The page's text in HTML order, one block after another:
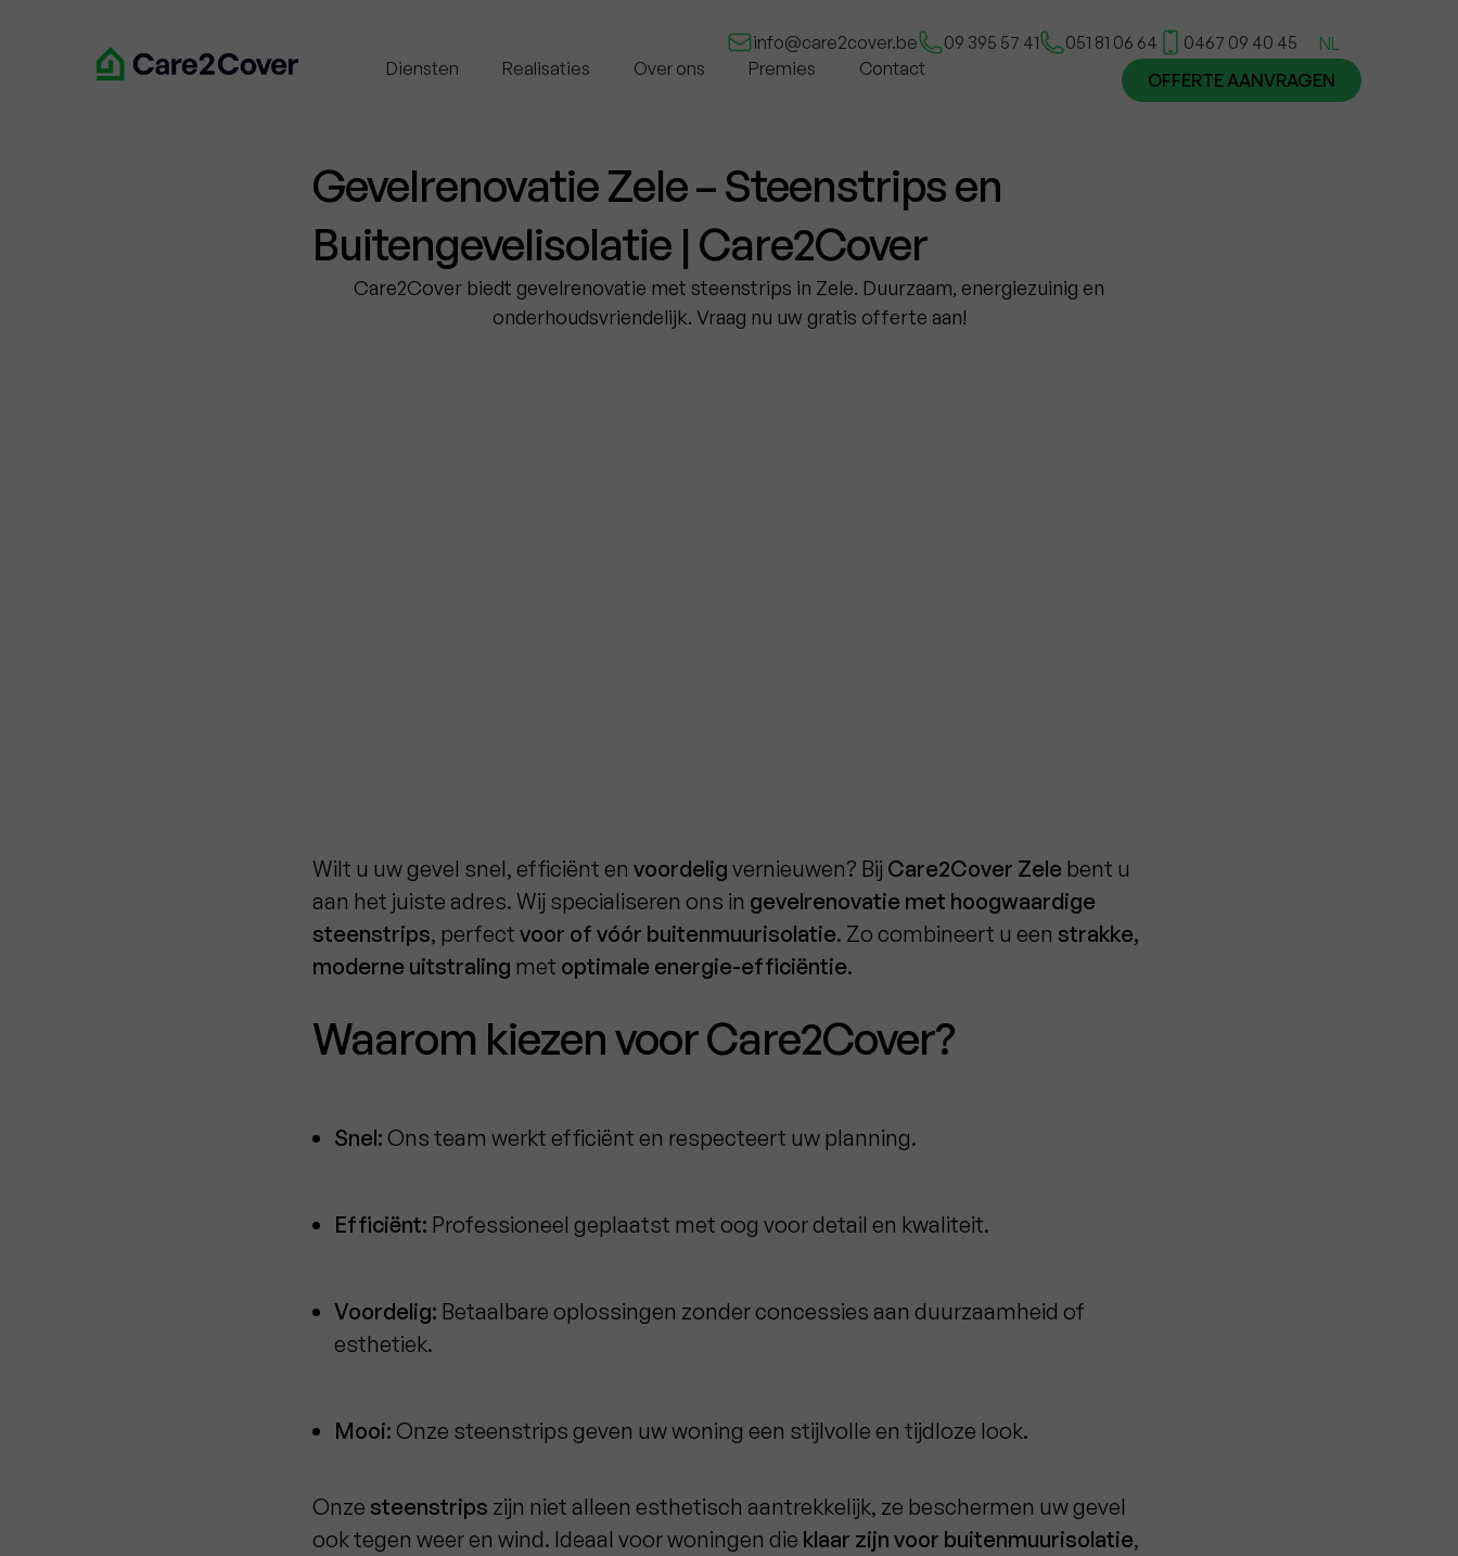
Diensten Realisaties Over ons Premies Contact
info@care2cover.be 09 395 57 41 051 81 06 64 0467 09 40 45
NL
OFFERTE AANVRAGEN
Gevelrenovatie Zele – Steenstrips en
Buitengevelisolatie | Care2Cover
Care2Cover biedt gevelrenovatie met steenstrips in Zele. Duurzaam, energiezuinig en
onderhoudsvriendelijk. Vraag nu uw gratis offerte aan!
Wilt u uw gevel snel, efficiënt en voordelig vernieuwen? Bij Care2Cover Zele bent u
aan het juiste adres. Wij specialiseren ons in gevelrenovatie met hoogwaardige
steenstrips, perfect voor of vóór buitenmuurisolatie. Zo combineert u een strakke,
moderne uitstraling met optimale energie-efficiëntie.
Waarom kiezen voor Care2Cover?
Snel: Ons team werkt efficiënt en respecteert uw planning.
Efficiënt: Professioneel geplaatst met oog voor detail en kwaliteit.
Voordelig: Betaalbare oplossingen zonder concessies aan duurzaamheid of
esthetiek.
Mooi: Onze steenstrips geven uw woning een stijlvolle en tijdloze look.
Onze steenstrips zijn niet alleen esthetisch aantrekkelijk, ze beschermen uw gevel
ook tegen weer en wind. Ideaal voor woningen die klaar zijn voor buitenmuurisolatie,